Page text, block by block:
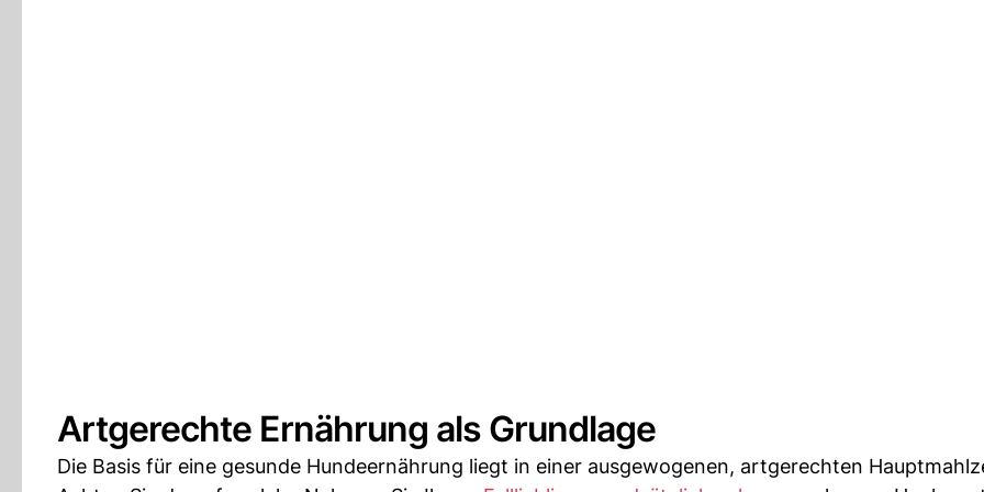
Artgerechte Ernährung als Grundlage
Die Basis für eine gesunde Hundeernährung liegt in einer ausgewogenen, artgerechten